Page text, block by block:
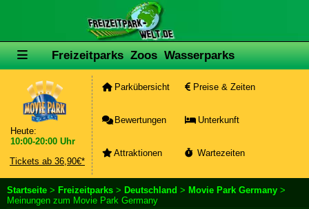
Freizeitparks Zoos Wasserparks
Heute:
10:00-20:00 Uhr
Tickets ab 36,90€*
Parkübersicht Preise & Zeiten
Bewertungen Unterkunft
Attraktionen Wartezeiten
Startseite > Freizeitparks > Deutschland > Movie Park Germany >
Meinungen zum Movie Park Germany